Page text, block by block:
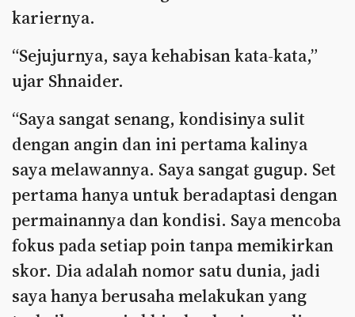
kariernya.
“Sejujurnya, saya kehabisan kata-kata,”
ujar Shnaider.
“Saya sangat senang, kondisinya sulit
dengan angin dan ini pertama kalinya
saya melawannya. Saya sangat gugup. Set
pertama hanya untuk beradaptasi dengan
permainannya dan kondisi. Saya mencoba
fokus pada setiap poin tanpa memikirkan
skor. Dia adalah nomor satu dunia, jadi
saya hanya berusaha melakukan yang